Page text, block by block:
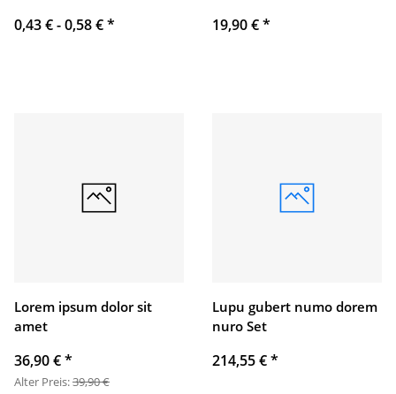
0,43 € -0,58 €* 19,90 €*
Lorem ipsum dolor sit
amet
36,90 €*
Alter Preis:39,90 €
Lupu gubert numo dorem
nuro Set
214,55 €*